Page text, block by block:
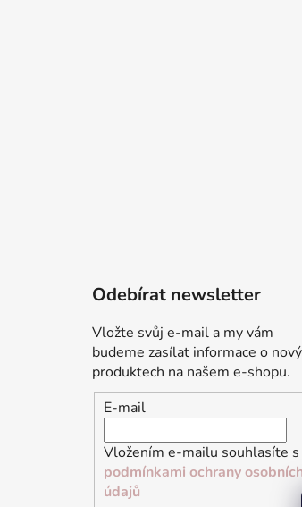
Odebírat newsletter
Vložte svůj e-mail a my vám
budeme zasílat informace o
produktech na našem e-shopu.
E-mail
Vložením e-mailu souhlasíte s
podmínkami ochrany
údajů